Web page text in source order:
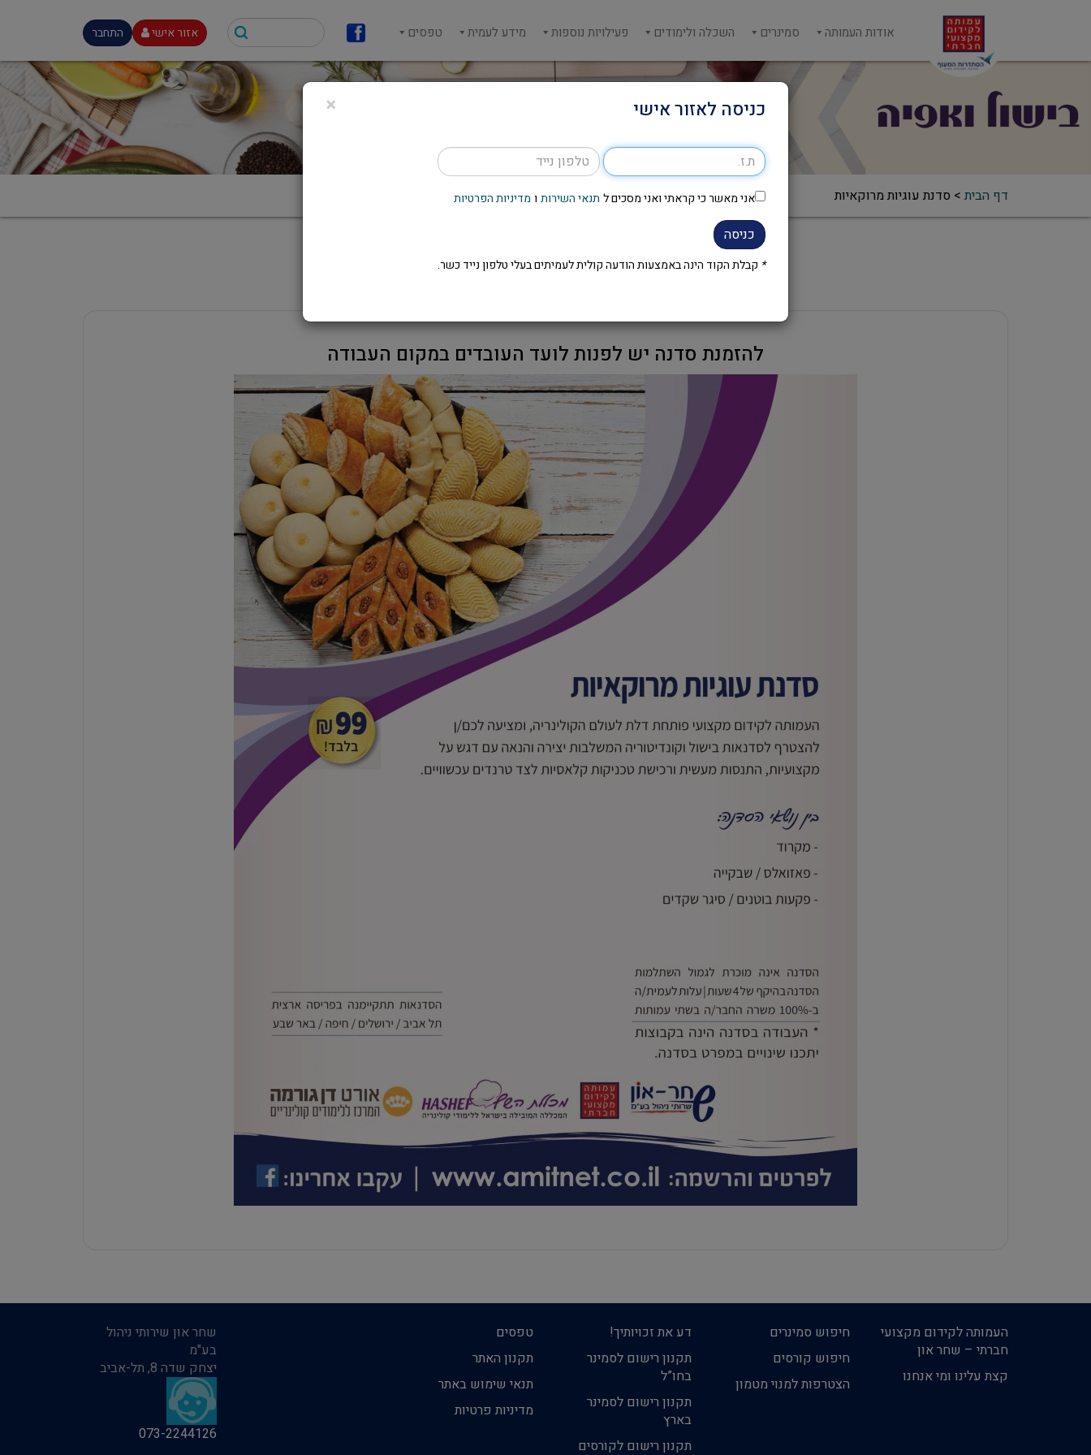
אודות העמותה סמינרים השכלה ולימודים פעילויות נוספות מידע לעמית טפסים אזור אישי התחבר
דף הבית > סדנת עוגיות מרוקאיות
סדנת עוגיות מרוקאיות
להזמנת סדנה יש לפנות לועד העובדים במקום העבודה
העמותה לקידום מקצועי
חברתי – שחר און
קצת עלינו ומי אנחנו
חיפוש סמינרים
חיפוש קורסים
הצטרפות למנוי מטמון
דע את זכויותיך!
תקנון רישום לסמינר
בחו”ל
תקנון רישום לסמינר
בארץ
תקנון רישום לקורסים
טפסים
תקנון האתר
תנאי שימוש באתר
מדיניות פרטיות
שחר און שירותי ניהול
בע"מ
יצחק שדה 8, תל-אביב
073-2244126
× כניסה לאזור אישי
אני מאשר כי קראתי ואני מסכים ל תנאי השירות ו מדיניות הפרטיות
כניסה
* קבלת הקוד הינה באמצעות הודעה קולית לעמיתים בעלי טלפון נייד כשר.